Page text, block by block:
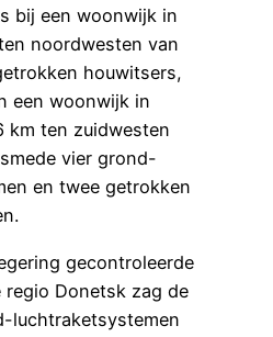
bij een woonwijk in
noordwesten van
houwitsers,
een woonwijk in
km ten zuidwesten
vier grond-
en twee getrokken
gecontroleerde
regio Donetsk zag de
luchtraketsystemen